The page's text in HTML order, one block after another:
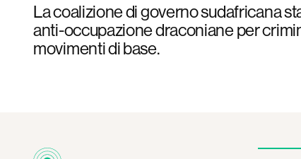
La coalizione di governo sudafricana
anti-occupazione draconiane per
movimenti di base.